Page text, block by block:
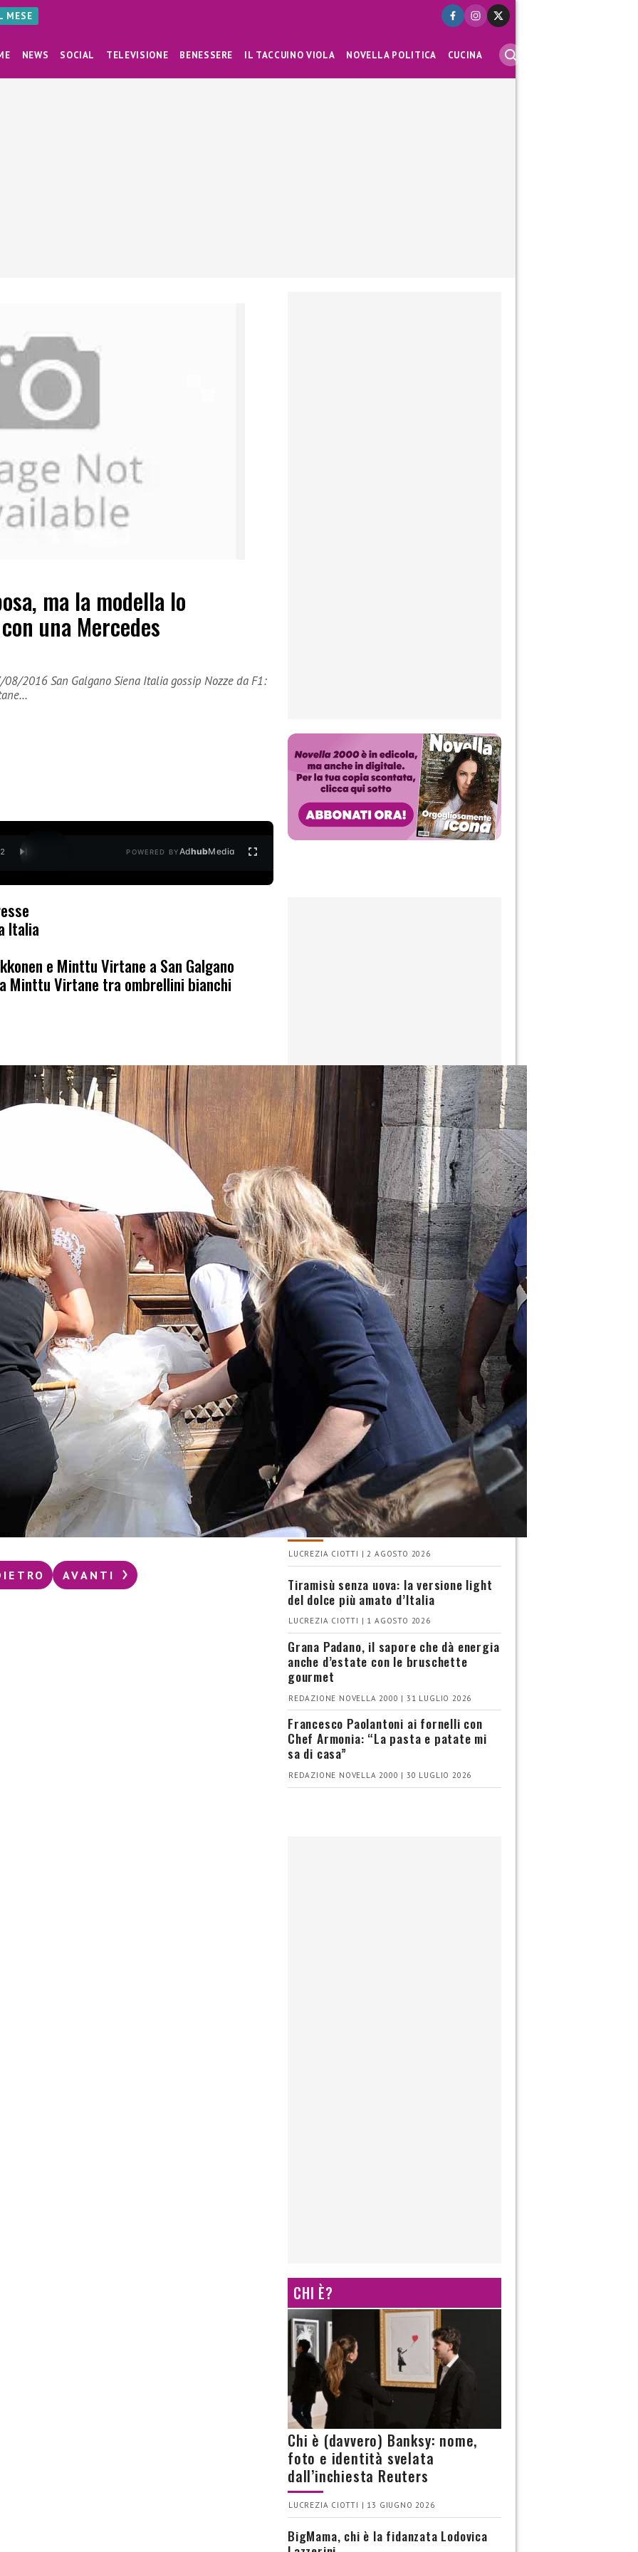
MESE
NEWS SOCIAL TELEVISIONE BENESSERE IL TACCUINO VIOLA NOVELLA POLITICA CUCINA
ma la modella lo
una Mercedes
2016 San Galgano Siena Italia gossip Nozze da F1:
2 POWERED BYAdhubMedia
Italia
e Minttu Virtane a San Galgano
Minttu Virtane tra ombrellini bianchi
AVANTI
CUCINA
Come scegliere le pesche più
buone? La guida definitiva
LUCREZIA CIOTTI | 2 AGOSTO 2026
Tiramisù senza uova: la versione light
del dolce più amato d’Italia
LUCREZIA CIOTTI | 1 AGOSTO 2026
Grana Padano, il sapore che dà energia
anche d’estate con le bruschette
gourmet
REDAZIONE NOVELLA 2000 | 31 LUGLIO 2026
Francesco Paolantoni ai fornelli con
Chef Armonia: “La pasta e patate mi
sa di casa”
REDAZIONE NOVELLA 2000 | 30 LUGLIO 2026
CHI È?
Chi è (davvero) Banksy: nome,
foto e identità svelata
dall’inchiesta Reuters
LUCREZIA CIOTTI | 13 GIUGNO 2026
BigMama, chi è la fidanzata Lodovica